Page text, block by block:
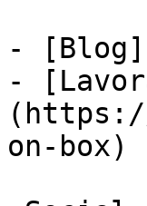
-
-
on-box)